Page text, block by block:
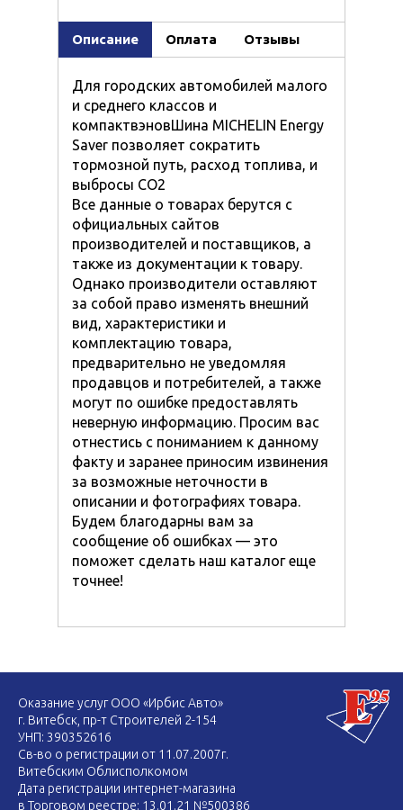
Описание Оплата Отзывы
Для городских автомобилей малого
и среднего классов и
компактвэновШина MICHELIN Energy
Saver позволяет сократить
тормозной путь, расход топлива, и
выбросы СО2
Все данные о товарах берутся с
официальных сайтов
производителей и поставщиков, а
также из документации к товару.
Однако производители оставляют
за собой право изменять внешний
вид, характеристики и
комплектацию товара,
предварительно не уведомляя
продавцов и потребителей, а также
могут по ошибке предоставлять
неверную информацию. Просим вас
отнестись с пониманием к данному
факту и заранее приносим извинения
за возможные неточности в
описании и фотографиях товара.
Будем благодарны вам за
сообщение об ошибках — это
поможет сделать наш каталог еще
точнее!
Оказание услуг ООО «Ирбис Авто»
г. Витебск, пр-т Строителей 2-154
УНП: 390352616
Св-во о регистрации от 11.07.2007г.
Витебским Облисполкомом
Дата регистрации интернет-магазина
в Торговом реестре: 13.01.21 №500386